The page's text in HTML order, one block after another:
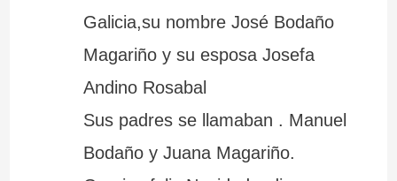
Galicia,su nombre José Bodaño
Magariño y su esposa Josefa
Andino Rosabal
Sus padres se llamaban . Manuel
Bodaño y Juana Magariño.